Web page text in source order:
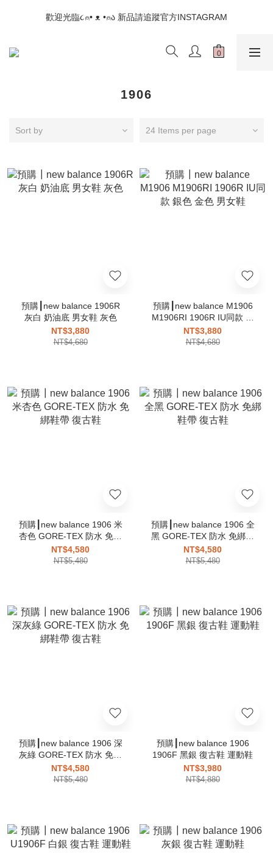
📣如果遇到結帳沒有反應，請另開瀏覽器 (不要直接從ig連結網站
下單)
歡迎光臨૮⍝• ᴥ •⍝ა 新品請追蹤官方INSTAGRAM
📣如果遇到結帳沒有反應，請另開瀏覽器 (不要直接從ig連結網站
1906
Sort by 24 Items per page
預購┃new balance 1906R
灰白 奶油底 男女鞋 灰色
NT$3,880
NT$4,680
預購┃new balance M1906
M1906RI 1906R IU同款 銀
色 金色 男女鞋
NT$3,880
NT$4,680
預購┃new balance 1906 米
杏色 GORE-TEX 防水 免綁
鞋帶 復古鞋
NT$4,580
NT$5,480
預購┃new balance 1906 全
黑 GORE-TEX 防水 免綁鞋
帶 復古鞋
NT$4,580
NT$5,480
預購┃new balance 1906 深
灰綠 GORE-TEX 防水 免綁
鞋帶 復古鞋
NT$4,580
NT$5,480
預購┃new balance 1906
1906F 黑銀 復古鞋 運動鞋
NT$3,980
NT$4,880